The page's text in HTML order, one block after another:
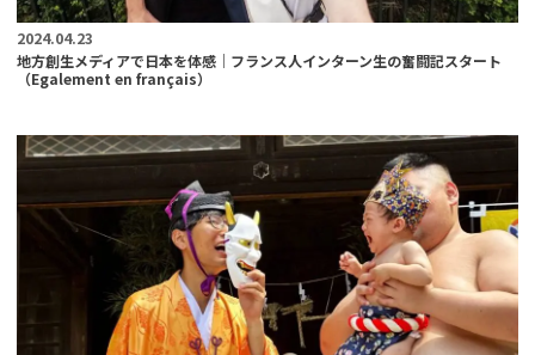
2024.04.23
地方創生メディアで日本を体感｜フランス人インターン生の奮闘記スタート
（Egalement en français）